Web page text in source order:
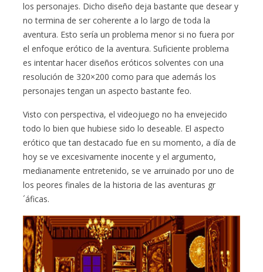
los personajes. Dicho diseño deja bastante que desear y
no termina de ser coherente a lo largo de toda la
aventura. Esto sería un problema menor si no fuera por
el enfoque erótico de la aventura. Suficiente problema
es intentar hacer diseños eróticos solventes con una
resolución de 320×200 como para que además los
personajes tengan un aspecto bastante feo.
Visto con perspectiva, el videojuego no ha envejecido
todo lo bien que hubiese sido lo deseable. El aspecto
erótico que tan destacado fue en su momento, a día de
hoy se ve excesivamente inocente y el argumento,
medianamente entretenido, se ve arruinado por uno de
los peores finales de la historia de las aventuras gr
´áficas.